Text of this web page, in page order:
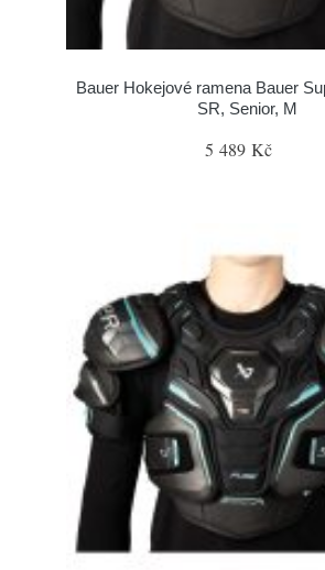
Bauer Hokejové ramena Bauer
SR, Senior, M
5 489 Kč